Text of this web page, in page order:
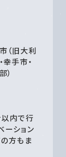
（旧大利
手市・
）
以内で行
ーション
方もま